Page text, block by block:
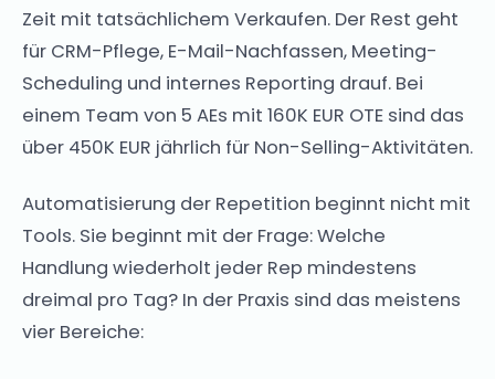
Zeit mit tatsächlichem Verkaufen. Der Rest geht
für CRM-Pflege, E-Mail-Nachfassen, Meeting-
Scheduling und internes Reporting drauf. Bei
einem Team von 5 AEs mit 160K EUR OTE sind das
über 450K EUR jährlich für Non-Selling-Aktivitäten.
Automatisierung der Repetition beginnt nicht mit
Tools. Sie beginnt mit der Frage: Welche
Handlung wiederholt jeder Rep mindestens
dreimal pro Tag? In der Praxis sind das meistens
vier Bereiche: